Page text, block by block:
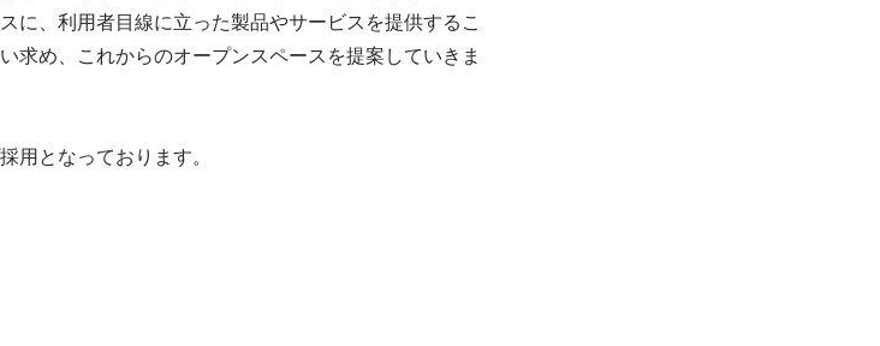
に、利用者目線に立った製品やサービスを提供するこ
求め、これからのオープンスペースを提案していきま
用となっております。